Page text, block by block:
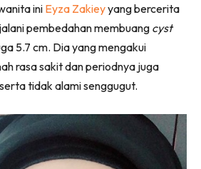
ini Eyza Zakieyyang bercerita
pembedahan membuang cyst
5.7 cm. Dia yang mengakui
rasa sakit dan periodnya juga
tidak alami senggugut.